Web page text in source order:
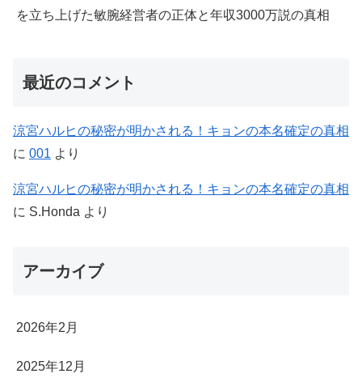
を立ち上げた敏腕経営者の正体と年収3000万説の真相
最近のコメント
涼宮ハルヒの秘密が明かされる！キョンの本名確定の真相
に 001 より
涼宮ハルヒの秘密が明かされる！キョンの本名確定の真相
に S.Honda より
アーカイブ
2026年2月
2025年12月